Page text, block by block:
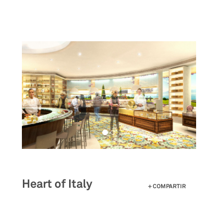
Heart of Italy COMPARTIR